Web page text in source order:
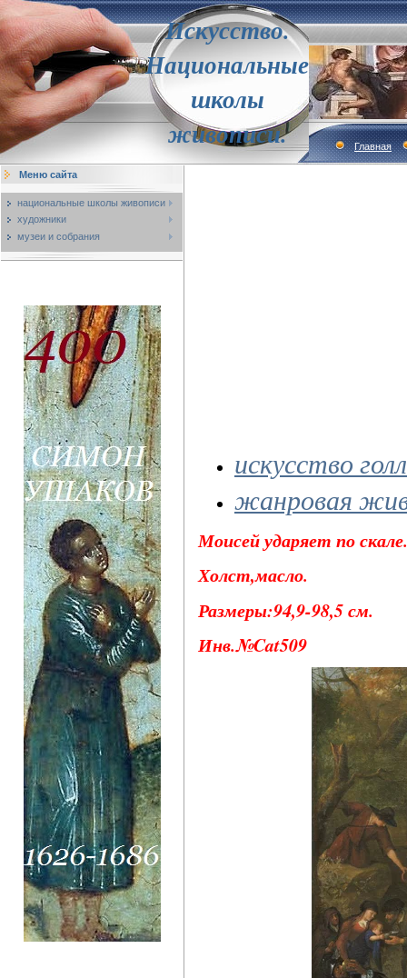
Искусство.
Национальные
школы
живописи.
Главная
Меню сайта
национальные школы живописи
художники
музеи и собрания
искусство
жанровая
Моисей ударяет по
Холст,масло.
Размеры:94,9-98,5 см.
Инв.№Cat509